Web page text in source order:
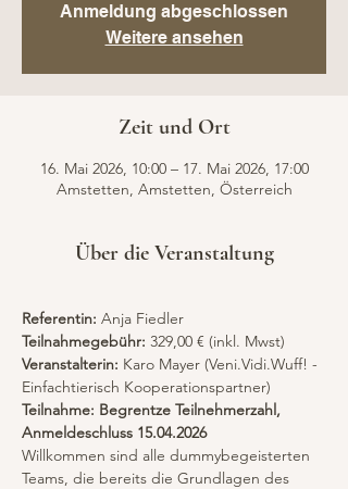
Anmeldung abgeschlossen
Weitere ansehen
Zeit und Ort
16. Mai 2026, 10:00 – 17. Mai 2026, 17:00
Amstetten, Amstetten, Österreich
Über die Veranstaltung
Referentin: Anja Fiedler
Teilnahmegebühr: 329,00 € (inkl. Mwst)
Veranstalterin: Karo Mayer (Veni.Vidi.Wuff! -
Einfachtierisch Kooperationspartner)
Teilnahme: Begrentze Teilnehmerzahl,
Anmeldeschluss 15.04.2026
Willkommen sind alle dummybegeisterten
Teams, die bereits die Grundlagen des